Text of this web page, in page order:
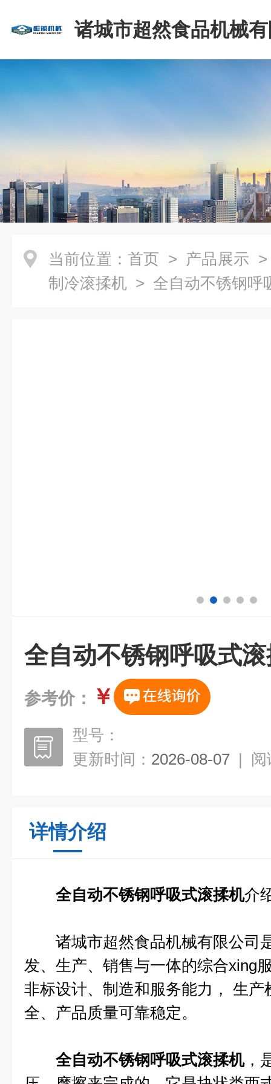
诸城市超然食品机械
当前位置： 首页 > 产品展示
制冷滚揉机 > 全自动不锈钢呼
全自动不锈钢呼吸式
参考价： ￥
型号：
更新时间： 2026-08-07 | 阅
详情介绍
全自动不锈钢呼吸式滚揉机介
诸城市超然食品机械有限公司
发、生产、销售与一体的综合xing
非标设计、制造和服务能力， 生
全、产品质量可靠稳定。
全自动不锈钢呼吸式滚揉机，